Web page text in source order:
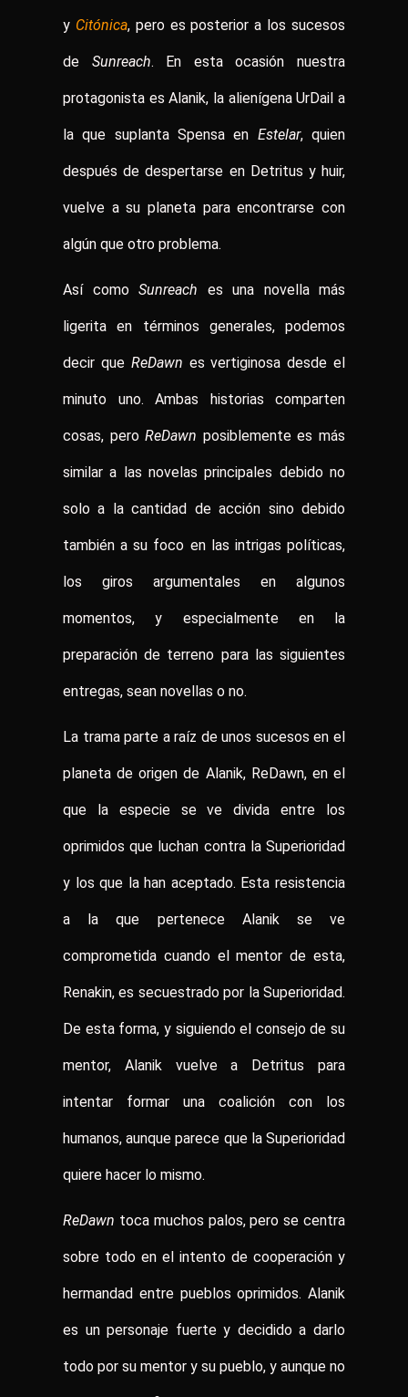
y Citónica, pero es posterior a los sucesos
de Sunreach. En esta ocasión nuestra
protagonista es Alanik, la alienígena UrDail a
la que suplanta Spensa en Estelar, quien
después de despertarse en Detritus y huir,
vuelve a su planeta para encontrarse con
algún que otro problema.
Así como Sunreach es una novella más
ligerita en términos generales, podemos
decir que ReDawn es vertiginosa desde el
minuto uno. Ambas historias comparten
cosas, peroReDawn posiblemente es más
similar a las novelas principales debido no
solo a la cantidad de acción sino debido
también a su foco en las intrigas políticas,
los giros argumentales en algunos
momentos, y especialmente en la
preparación de terreno para las siguientes
entregas, sean novellas o no.
La trama parte a raíz de unos sucesos en el
planeta de origen de Alanik, ReDawn, en el
que la especie se ve divida entre los
oprimidos que luchan contra la Superioridad
y los que la han aceptado. Esta resistencia
a la que pertenece Alanik se ve
comprometida cuando el mentor de esta,
Renakin, es secuestrado por la Superioridad.
De esta forma, y siguiendo el consejo de su
mentor, Alanik vuelve a Detritus para
intentar formar una coalición con los
humanos, aunque parece que la Superioridad
quiere hacer lo mismo.
ReDawn toca muchos palos, pero se centra
sobre todo en el intento de cooperación y
hermandad entre pueblos oprimidos. Alanik
es un personaje fuerte y decidido a darlo
todo por su mentor y su pueblo, y aunque no